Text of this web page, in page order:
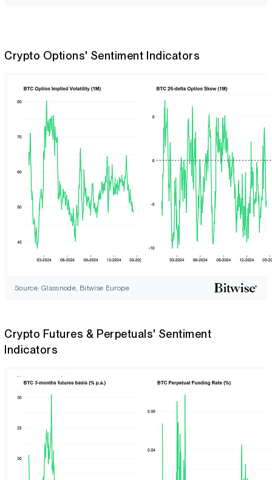
Crypto Options' Sentiment Indicators
Source: Glassnode, Bitwise Europe
Crypto Futures & Perpetuals' Sentiment
Indicators